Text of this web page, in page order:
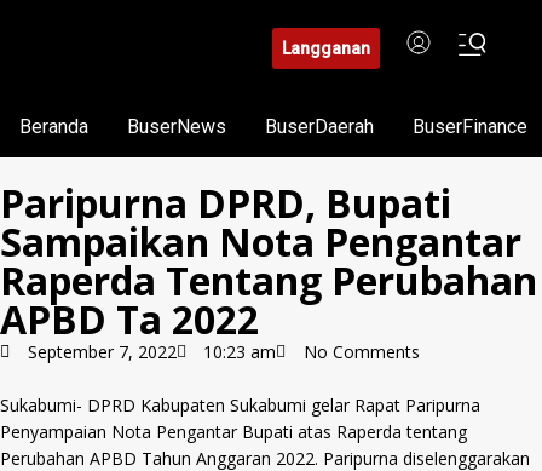
Langganan
Beranda BuserNews BuserDaerah BuserFinance
Paripurna DPRD, Bupati
Sampaikan Nota Pengantar
Raperda Tentang Perubahan
APBD Ta 2022
September 7, 2022 10:23 am No Comments
Sukabumi- DPRD Kabupaten Sukabumi gelar Rapat Paripurna
Penyampaian Nota Pengantar Bupati atas Raperda tentang
Perubahan APBD Tahun Anggaran 2022. Paripurna diselenggarakan